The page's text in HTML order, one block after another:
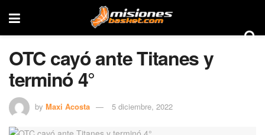
OTC cayó ante Titanes y
terminó 4°
by Maxi Acosta 5 diciembre, 2022